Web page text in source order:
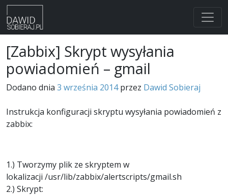
content
[Zabbix] Skrypt wysyłania
powiadomień – gmail
Dodano dnia 3 września 2014przez Dawid Sobieraj
Instrukcja konfiguracji skryptu wysyłania powiadomień z
zabbix:
1.) Tworzymy plik ze skryptem w
lokalizacji /usr/lib/zabbix/alertscripts/gmail.sh
2.) Skrypt: